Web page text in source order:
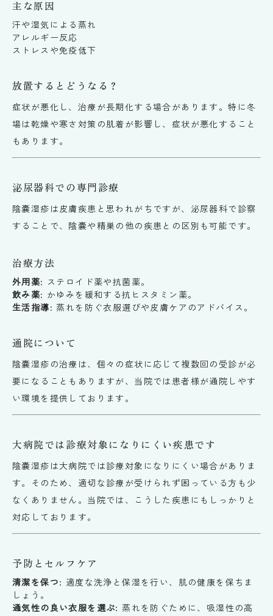
主な原因
汗や湿気による蒸れ
アレルギー反応
ストレスや免疫低下
放置するとどうなる？
症状が悪化し、治療が長期化する場合があります。特に冬
場は乾燥や寒さ対策の肌着が影響し、症状が悪化すること
もあります。
泌尿器科での専門診療
陰嚢湿疹は皮膚疾患と思われがちですが、泌尿器科で診察
することで、陰嚢や精巣の他の疾患との区別も可能です。
治療方法
外用薬: ステロイド薬や抗菌薬。
飲み薬: かゆみを緩和する抗ヒスタミン薬。
生活指導: 蒸れを防ぐ衣服選びや皮膚ケアのアドバイス。
通院について
陰嚢湿疹の治療は、個々の症状に応じて複数回の受診が必
要になることもありますが、当院では患者様が通院しやす
い環境を提供しております。
大病院では診療対象になりにくい疾患です
陰嚢湿疹は大病院では診療対象になりにくい場合がありま
す。そのため、適切な診療が受けられず困っている方も少
なくありません。当院では、こうした疾患にもしっかりと
対応しております。
予防とセルフケア
清潔を保つ: 適度な洗浄と保湿を行い、肌の健康を保ちま
しょう。
通気性の良い衣服を選ぶ: 蒸れを防ぐために、吸湿性の高